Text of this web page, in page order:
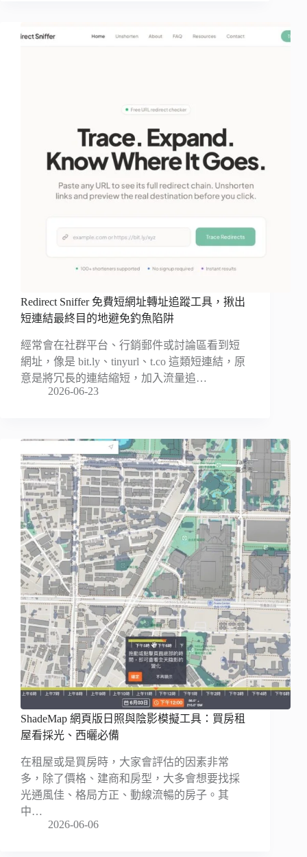
Redirect Sniffer 免費短網址轉址追蹤工具，揪出
短連結最終目的地避免釣魚陷阱
經常會在社群平台、行銷郵件或討論區看到短
網址，像是 bit.ly、tinyurl、t.co 這類短連結，原
意是將冗長的連結縮短，加入流量追…
2026-06-23
ShadeMap 網頁版日照與陰影模擬工具：買房租
屋看採光、西曬必備
在租屋或是買房時，大家會評估的因素非常
多，除了價格、建商和房型，大多會想要找採
光通風佳、格局方正、動線流暢的房子。其
中…
2026-06-06